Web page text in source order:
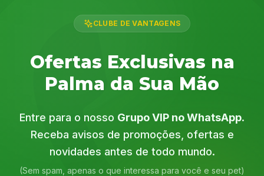
CLUBE DE VANTAGENS
Ofertas Exclusivas na
Palma da Sua Mão
Entre para o nosso Grupo VIP no WhatsApp.
Receba avisos de promoções, ofertas e
novidades antes de todo mundo.
(Sem spam, apenas o que interessa para você e seu pet)